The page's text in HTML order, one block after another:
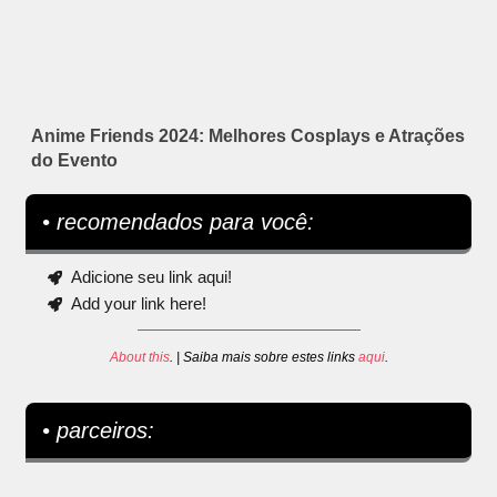
Anime Friends 2024: Melhores Cosplays e Atrações
do Evento
• recomendados para você:
Adicione seu link aqui!
Add your link here!
About this. | Saiba mais sobre estes links aqui.
• parceiros: